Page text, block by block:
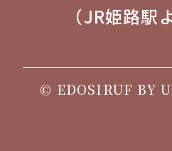
（JR姫路駅
© EDOSIRUF BY